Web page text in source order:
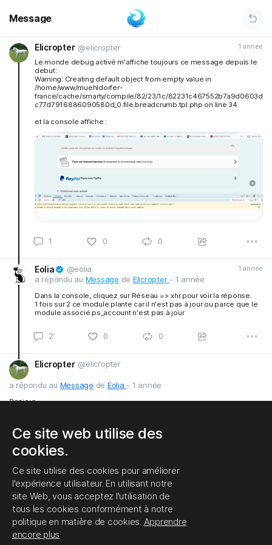
Message
Elicropter @elicropter
1 année
Le monde debug activé m'affiche toujours ce message depuis le
debut:
Warning: Creating default object from empty value in
/home/www/muehldorfer-
france/cache/smarty/compile/82/23/1c/82231c467552b7a9d0603d
c77d7916886090580d_0.file.breadcrumb.tpl.php on line 34
et la console affiche :
1
Eolia @eolia 1 année
a répondu au Message de Elicropter - 1 année
Dans la console, cliquez sur Réseau => xhr pour voir la réponse.
1 fois sur 2 ce module plante car il n'est pas à jour ou parce que le
module associé ps_account n'est pas à jour
Elicropter @elicropter
a répondu au Message de Eolia - 1 année
Bonjour,
Ce site web utilise des
cookies.
Ce site utilise des cookies pour améliorer
l'expérience utilisateur. En utilisant notre
site Web, vous acceptez l'utilisation de
tous les cookies conformément à notre
politique en matière de cookies. Apprendre
encore plus